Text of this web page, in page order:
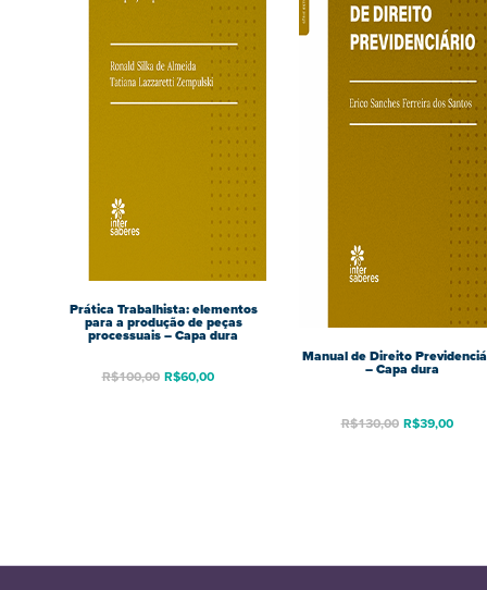
Prática Trabalhista: elementos
para a produção de peças
processuais – Capa dura
R$100,00 R$60,00
Manual de Direito
– Capa dura
R$130,00 R$39,00